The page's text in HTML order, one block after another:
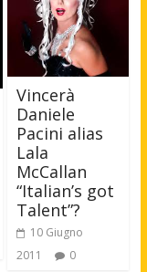
Vincerà
Daniele
Pacini alias
Lala
McCallan
“Italian’s got
Talent”?
10 Giugno
2011
0